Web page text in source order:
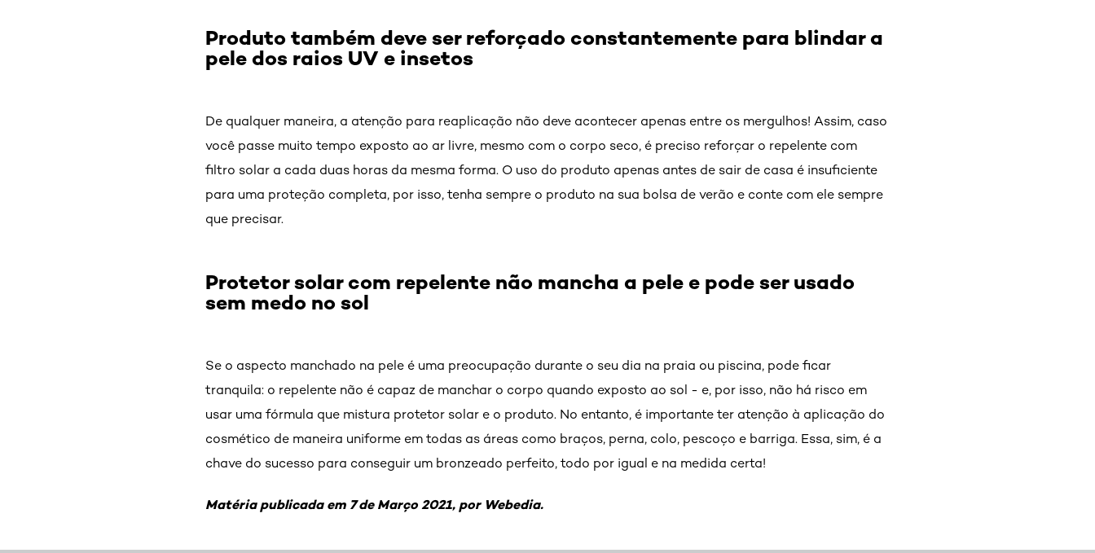
Produto também deve ser reforçado constantemente para blindar a
pele dos raios UV e insetos
De qualquer maneira, a atenção para reaplicação não deve acontecer apenas entre os mergulhos! Assim, caso
você passe muito tempo exposto ao ar livre, mesmo com o corpo seco, é preciso reforçar o repelente com
filtro solar a cada duas horas da mesma forma. O uso do produto apenas antes de sair de casa é insuficiente
para uma proteção completa, por isso, tenha sempre o produto na sua bolsa de verão e conte com ele sempre
que precisar.
Protetor solar com repelente não mancha a pele e pode ser usado
sem medo no sol
Se o aspecto manchado na pele é uma preocupação durante o seu dia na praia ou piscina, pode ficar
tranquila: o repelente não é capaz de manchar o corpo quando exposto ao sol - e, por isso, não há risco em
usar uma fórmula que mistura protetor solar e o produto. No entanto, é importante ter atenção à aplicação do
cosmético de maneira uniforme em todas as áreas como braços, perna, colo, pescoço e barriga. Essa, sim, é a
chave do sucesso para conseguir um bronzeado perfeito, todo por igual e na medida certa!
Matéria publicada em 7 de Março 2021, por Webedia.